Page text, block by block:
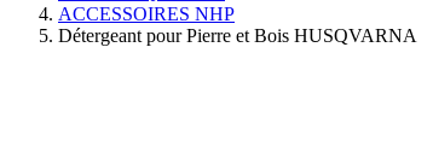
ACCESSOIRES NHP
Détergeant pour Pierre et Bois HUSQVARNA